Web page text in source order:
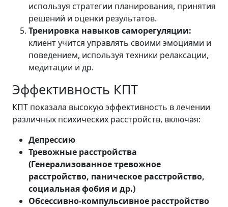
используя стратегии планирования, принятия
решений и оценки результатов.
Тренировка навыков саморегуляции:
клиент учится управлять своими эмоциями и
поведением, используя техники релаксации,
медитации и др.
Эффективность КПТ
КПТ показала высокую эффективность в лечении
различных психических расстройств, включая:
Депрессию
Тревожные расстройства
(Генерализованное тревожное
расстройство, паническое расстройство,
социальная фобия и др.)
Обсессивно-компульсивное расстройство